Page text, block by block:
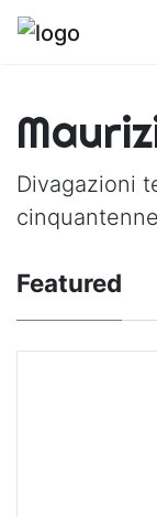
Divagazioni
Featured